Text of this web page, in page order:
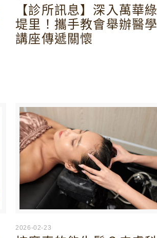
【診所訊息】深入萬華綠
堤里！攜手教會舉辦醫學
講座傳遞關懷
2026-02-23